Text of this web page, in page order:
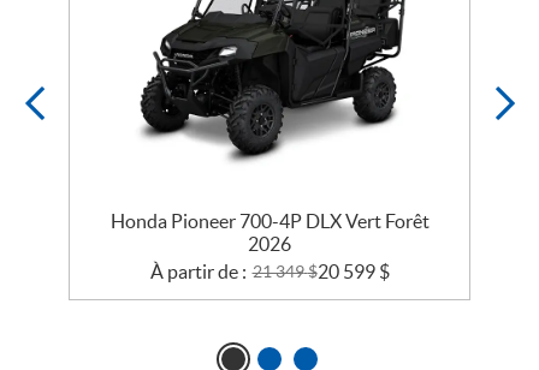
Honda Pioneer 700-4P DLX Vert Forêt
2026
À partir de : 21 349$20 599 $